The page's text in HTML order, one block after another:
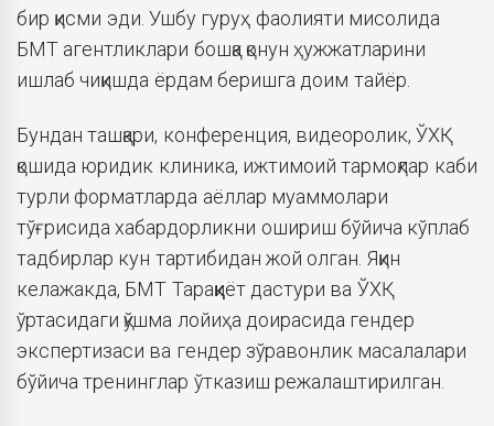
бир қисми эди. Ушбу гуруҳ фаолияти мисолида
БМТ агентликлари бошқа қонун ҳужжатларини
ишлаб чиқишда ёрдам беришга доим тайёр.
Бундан ташқари, конференция, видеоролик, ЎХҚ
қошида юридик клиника, ижтимоий тармоқлар каби
турли форматларда аёллар муаммолари
тўғрисида хабардорликни ошириш бўйича кўплаб
тадбирлар кун тартибидан жой олган. Яқин
келажакда, БМТ Тараққиёт дастури ва ЎХҚ
ўртасидаги қўшма лойиҳа доирасида гендер
экспертизаси ва гендер зўравонлик масалалари
бўйича тренинглар ўтказиш режалаштирилган.